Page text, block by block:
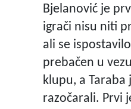
Bjelanović je
igrači nisu niti
ali se
prebačen u
klupu, a Taraba
razočarali. Prvi